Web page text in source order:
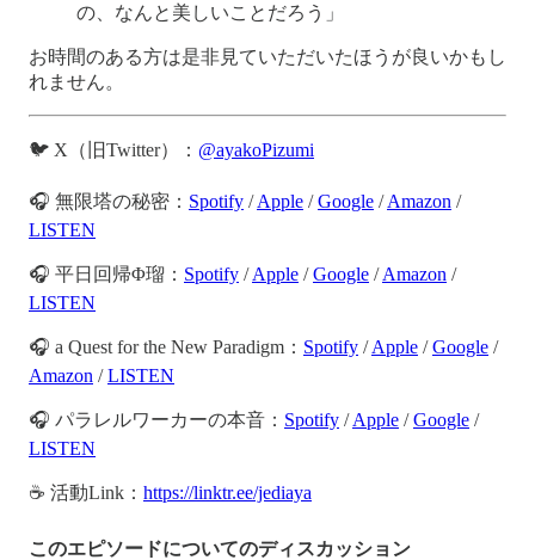
の、なんと美しいことだろう」
お時間のある方は是非見ていただいたほうが良いかもし
れません。
🐦 X（旧Twitter）： @ayakoPizumi
🎧 無限塔の秘密： Spotify /Apple /Google /Amazon /
LISTEN
🎧 平日回帰Φ瑠： Spotify /Apple /Google /Amazon /
LISTEN
🎧 a Quest for the New Paradigm： Spotify /Apple /Google /
Amazon /LISTEN
🎧 パラレルワーカーの本音： Spotify /Apple /Google /
LISTEN
☕️ 活動Link： https://linktr.ee/jediaya
このエピソードについてのディスカッション